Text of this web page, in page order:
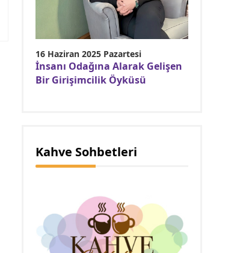
16 Haziran 2025 Pazartesi
İnsanı Odağına Alarak Gelişen
Bir Girişimcilik Öyküsü
Kahve Sohbetleri